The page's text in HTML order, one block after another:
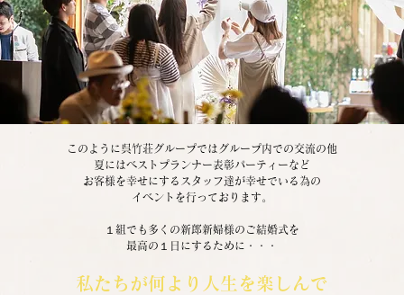
このように呉竹荘グループではグループ内での交流の他
夏にはベストプランナー表彰パーティーなど
お客様を幸せにするスタッフ達が幸せでいる為の
イベントを行っております。
１組でも多くの新郎新婦様のご結婚式を
最高の１日にするために・・・
私たちが何より人生を楽しんで